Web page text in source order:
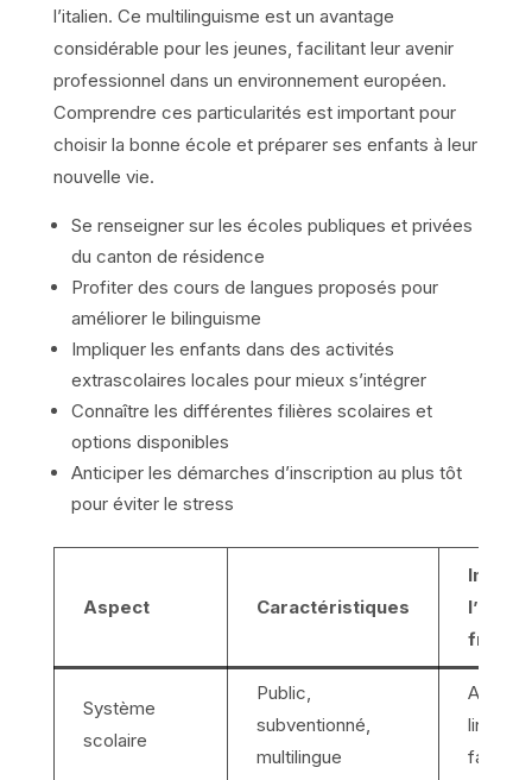
l’italien. Ce multilinguisme est un avantage
considérable pour les jeunes, facilitant leur avenir
professionnel dans un environnement européen.
Comprendre ces particularités est important pour
choisir la bonne école et préparer ses enfants à leur
nouvelle vie.
Se renseigner sur les écoles publiques et privées
du canton de résidence
Profiter des cours de langues proposés pour
améliorer le bilinguisme
Impliquer les enfants dans des activités
extrascolaires locales pour mieux s’intégrer
Connaître les différentes filières scolaires et
options disponibles
Anticiper les démarches d’inscription au plus tôt
pour éviter le stress
Aspect Caractéristiques
Système
scolaire
Public,
subventionné,
multilingue
facilitée